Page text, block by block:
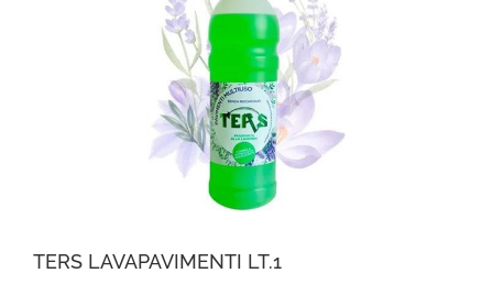
TERS LAVAPAVIMENTI LT.1